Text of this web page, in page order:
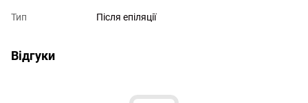
Тип Після епіляції
Відгуки